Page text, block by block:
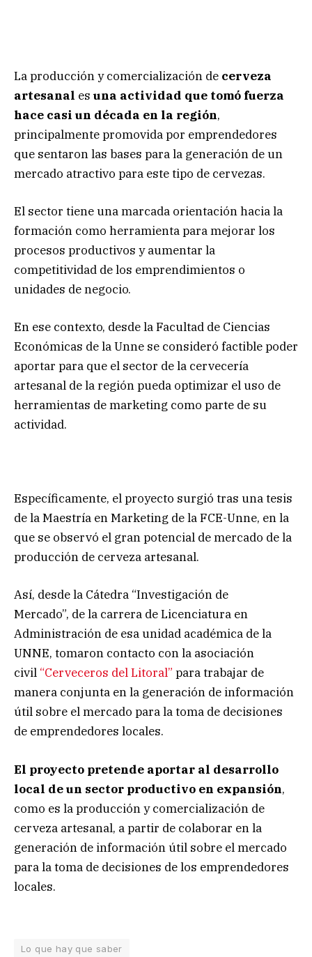
La producción y comercialización de cerveza
artesanal es una actividad que tomó fuerza
hace casi un década en la región,
principalmente promovida por emprendedores
que sentaron las bases para la generación de un
mercado atractivo para este tipo de cervezas.
El sector tiene una marcada orientación hacia la
formación como herramienta para mejorar los
procesos productivos y aumentar la
competitividad de los emprendimientos o
unidades de negocio.
En ese contexto, desde laFacultad de Ciencias
Económicas de la Unne se consideró factible poder
aportar para que el sector de la cervecería
artesanal de la región pueda optimizar el uso de
herramientas de marketing como parte de su
actividad.
Específicamente, el proyecto surgió tras una tesis
de la Maestría en Marketing de la FCE-Unne, en la
que se observó el gran potencial de mercado de la
producción de cerveza artesanal.
Así, desde la Cátedra “Investigación de
Mercado”, de la carrera de Licenciatura en
Administración de esa unidad académica de la
UNNE, tomaron contacto con la asociación
civil “Cerveceros del Litoral” para trabajar de
manera conjunta en la generación de información
útil sobre el mercado para la toma de decisiones
de emprendedores locales.
El proyecto pretende aportar al desarrollo
local de un sector productivo en expansión,
como es la producción y comercialización de
cerveza artesanal, a partir de colaborar en la
generación de información útil sobre el mercado
para la toma de decisiones de los emprendedores
locales.
Lo que hay que saber